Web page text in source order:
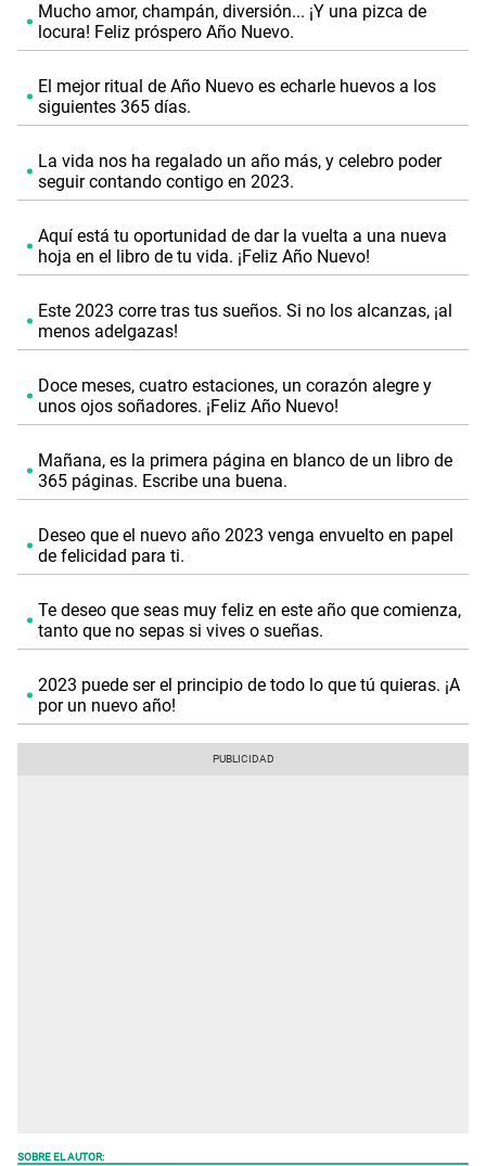
Mucho amor, champán, diversión... ¡Y una pizca de
locura! Feliz próspero Año Nuevo.
El mejor ritual de Año Nuevo es echarle huevos a los
siguientes 365 días.
La vida nos ha regalado un año más, y celebro poder
seguir contando contigo en 2023.
Aquí está tu oportunidad de dar la vuelta a una nueva
hoja en el libro de tu vida. ¡Feliz Año Nuevo!
Este 2023 corre tras tus sueños. Si no los alcanzas, ¡al
menos adelgazas!
Doce meses, cuatro estaciones, un corazón alegre y
unos ojos soñadores. ¡Feliz Año Nuevo!
Mañana, es la primera página en blanco de un libro de
365 páginas. Escribe una buena.
Deseo que el nuevo año 2023 venga envuelto en papel
de felicidad para ti.
Te deseo que seas muy feliz en este año que comienza,
tanto que no sepas si vives o sueñas.
2023 puede ser el principio de todo lo que tú quieras. ¡A
por un nuevo año!
SOBRE EL AUTOR: